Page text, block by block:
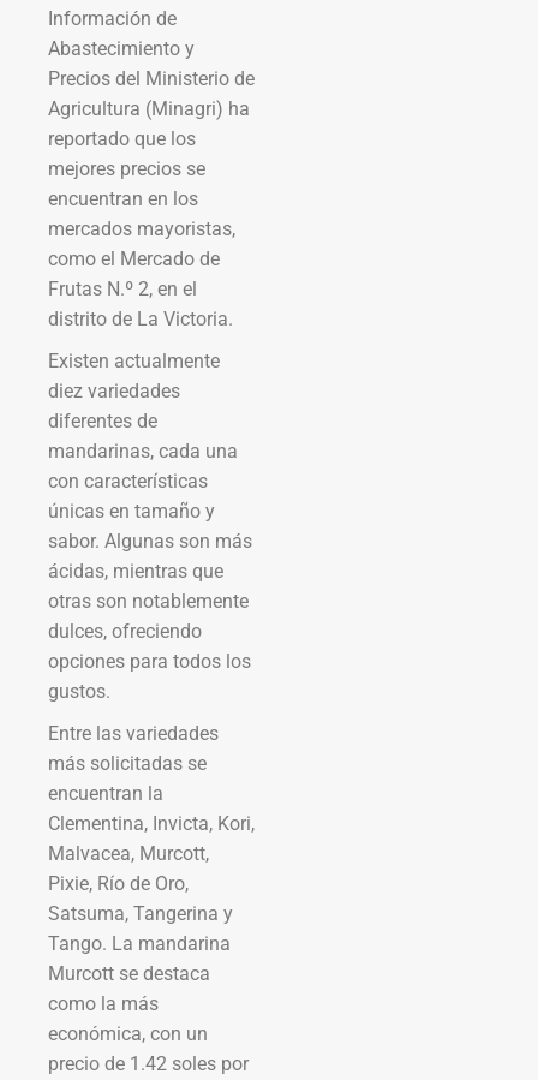
Información de
Abastecimiento y
Precios del Ministerio de
Agricultura (Minagri) ha
reportado que los
mejores precios se
encuentran en los
mercados mayoristas,
como el Mercado de
Frutas N.º 2, en el
distrito de La Victoria.
Existen actualmente
diez variedades
diferentes de
mandarinas, cada una
con características
únicas en tamaño y
sabor. Algunas son más
ácidas, mientras que
otras son notablemente
dulces, ofreciendo
opciones para todos los
gustos.
Entre las variedades
más solicitadas se
encuentran la
Clementina, Invicta, Kori,
Malvacea, Murcott,
Pixie, Río de Oro,
Satsuma, Tangerina y
Tango. La mandarina
Murcott se destaca
como la más
económica, con un
precio de 1.42 soles por